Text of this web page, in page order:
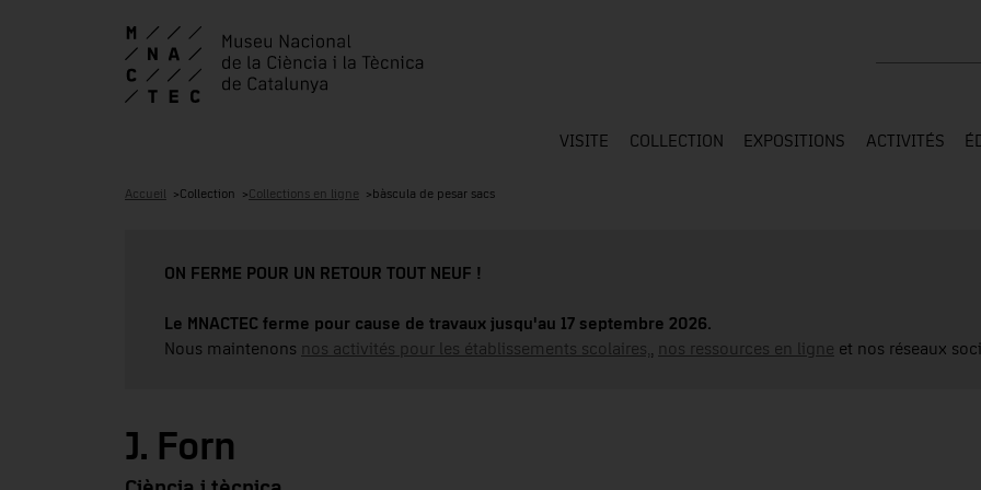
VISITE COLLECTION EXPOSITIONS ACTIVITÉS
Accueil Collection Collections en ligne bàscula de pesar sacs
ON FERME POUR UN RETOUR TOUT NEUF !
Le MNACTEC ferme pour cause de travaux jusqu'au 17 septembre 2026.
Nous maintenons nos activités pour les établissements scolaires, nos ressources en ligne et nos réseaux
J. Forn